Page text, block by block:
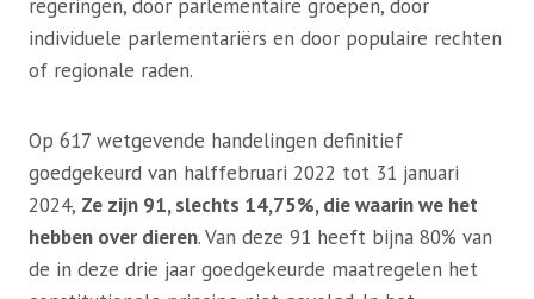
regeringen, door parlementaire groepen, door
individuele parlementariërs en door populaire rechten
of regionale raden.
Op 617 wetgevende handelingen definitief
goedgekeurd van halffebruari 2022 tot 31 januari
2024, Ze zijn 91, slechts 14,75%, die waarin we het
hebben over dieren. Van deze 91 heeft bijna 80% van
de in deze drie jaar goedgekeurde maatregelen het